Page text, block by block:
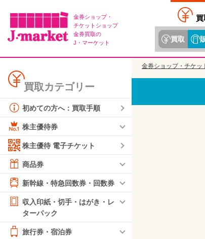
金券ショップ・
チケットショップ
金券買取の
J・マーケット
買取
買取カテゴリー
初めての方へ：買取手順
株主優待券
株主優待 電子チケット
商品券
新幹線・特急回数券・回数券
収入印紙・切手・はがき・レ
ターパック
旅行券・宿泊券
金券ショップ・チケッ